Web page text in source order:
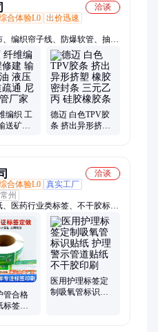
洽谈
合体验L0 出价迅速
编织帘子线、防爆软管、抽沙
胶管、助吹管线、空气胶管、
管、异性橡胶管、防爆挠性软
、三防连接橡胶管、包塑金属
丙橡胶、水泵配套法兰
编织 工
送矿物
德迈 白色TPV胶
条 挤出异形挤塑
洽谈
合体验L0 真实工厂
州
医药行业类标签、不干胶标签
、化工类标签、电子电器类标
装盒
管合格
签电
医用护理标签定
制吸氧管标识贴